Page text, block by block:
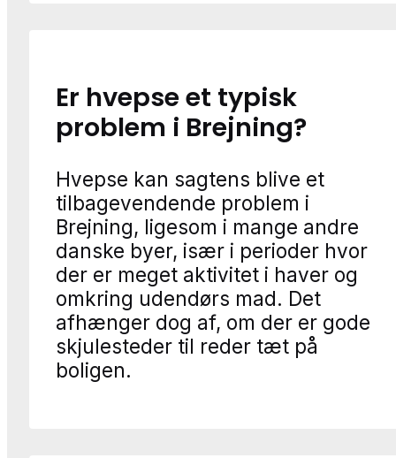
Er hvepse et typisk
problem i Brejning?
Hvepse kan sagtens blive et
tilbagevendende problem i
Brejning, ligesom i mange andre
danske byer, især i perioder hvor
der er meget aktivitet i haver og
omkring udendørs mad. Det
afhænger dog af, om der er gode
skjulesteder til reder tæt på
boligen.